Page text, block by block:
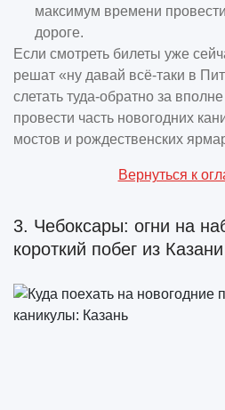
максимум времени
дороге.
Если смотреть билеты уже
решат «ну давай всё-таки в
слетать туда-обратно за
провести часть новогодних
мостов и рождественских
Вернуться к
3. Чебоксары: огни на
короткий побег из Казани